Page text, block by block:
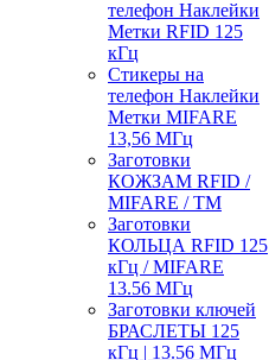
телефон Наклейки
Метки RFID 125
кГц
Стикеры на
телефон Наклейки
Метки MIFARE
13,56 МГц
Заготовки
КОЖЗАМ RFID /
MIFARE / TM
Заготовки
КОЛЬЦА RFID 125
кГц / MIFARE
13.56 МГц
Заготовки ключей
БРАСЛЕТЫ 125
кГц | 13.56 МГц